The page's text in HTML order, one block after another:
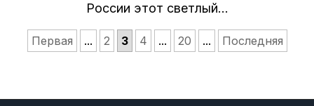
России этот светлый…
Первая ... 2 3 4 ... 20 ... Последняя